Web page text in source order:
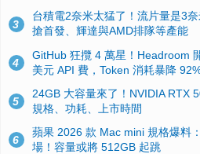
3
台積電2奈米太猛了！流片量是3
搶首發、輝達與AMD排隊等產能
4
GitHub 狂攬 4 萬星！Headroom
美元 API 費，Token 消耗暴降
5
24GB 大容量來了！NVIDIA RTX
規格、功耗、上市時間
6
蘋果 2026 款 Mac mini 規格爆料
場！容量或將 512GB 起跳